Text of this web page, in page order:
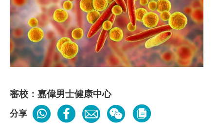
審校：嘉偉男士健康中心
分享